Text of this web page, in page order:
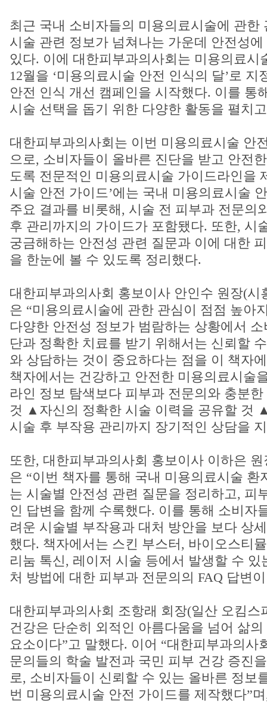
최근 국내 소비자들의 미용의료시술에 관한
시술 관련 정보가 넘쳐나는 가운데 안전성
있다. 이에 대한피부과의사회는 미용의료시
12월을 ‘미용의료시술 안전 인식의 달’로 지
안전 인식 개선 캠페인을 시작했다. 이를 통
시술 선택을 돕기 위한 다양한 활동을 펼치
대한피부과의사회는 이번 미용의료시술 안
으로, 소비자들이 올바른 진단을 받고 안전
도록 전문적인 미용의료시술 가이드라인을
시술 안전 가이드’에는 국내 미용의료시술
주요 결과를 비롯해, 시술 전 피부과 전문의
후 관리까지의 가이드가 포함됐다. 또한, 시
궁금해하는 안전성 관련 질문과 이에 대한
을 한눈에 볼 수 있도록 정리했다.
대한피부과의사회 홍보이사 안인수 원장(시
은 “미용의료시술에 관한 관심이 점점 높아
다양한 안전성 정보가 범람하는 상황에서
단과 정확한 치료를 받기 위해서는 신뢰할
와 상담하는 것이 중요하다는 점을 이 책자
책자에서는 건강하고 안전한 미용의료시술
라인 정보 탐색보다 피부과 전문의와 충분
것 ▲자신의 정확한 시술 이력을 공유할 것
시술 후 부작용 관리까지 장기적인 상담을
또한, 대한피부과의사회 홍보이사 이하은
은 “이번 책자를 통해 국내 미용의료시술 환
는 시술별 안전성 관련 질문을 정리하고, 피
인 답변을 함께 수록했다. 이를 통해 소비자
려운 시술별 부작용과 대처 방안을 보다 상
했다. 책자에서는 스킨 부스터, 바이오스티
리눔 톡신, 레이저 시술 등에서 발생할 수 있
처 방법에 대한 피부과 전문의의 FAQ 답변
대한피부과의사회 조항래 회장(일산 오킴스
건강은 단순히 외적인 아름다움을 넘어 삶
요소이다”고 말했다. 이어 “대한피부과의사
문의들의 학술 발전과 국민 피부 건강 증진
로, 소비자들이 신뢰할 수 있는 올바른 정보
번 미용의료시술 안전 가이드를 제작했다”